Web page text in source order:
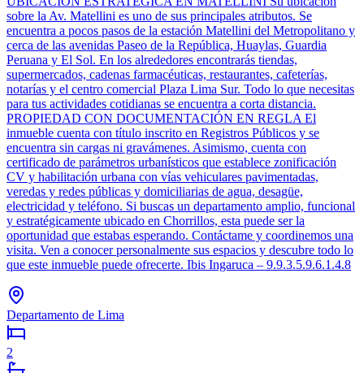
sobre la Av. Matellini es uno de sus principales atributos. Se
encuentra a pocos pasos de la estación Matellini del Metropolitano y
cerca de las avenidas Paseo de la República, Huaylas, Guardia
Peruana y El Sol. En los alrededores encontrarás tiendas,
supermercados, cadenas farmacéuticas, restaurantes, cafeterías,
notarías y el centro comercial Plaza Lima Sur. Todo lo que necesitas
para tus actividades cotidianas se encuentra a corta distancia.
PROPIEDAD CON DOCUMENTACIÓN EN REGLA El
inmueble cuenta con título inscrito en Registros Públicos y se
encuentra sin cargas ni gravámenes. Asimismo, cuenta con
certificado de parámetros urbanísticos que establece zonificación
CV y habilitación urbana con vías vehiculares pavimentadas,
veredas y redes públicas y domiciliarias de agua, desagüe,
electricidad y teléfono. Si buscas un departamento amplio, funcional
y estratégicamente ubicado en Chorrillos, esta puede ser la
oportunidad que estabas esperando. Contáctame y coordinemos una
visita. Ven a conocer personalmente sus espacios y descubre todo lo
que este inmueble puede ofrecerte. Ibis Ingaruca – 9.9.3.5.9.6.1.4.8
Departamento de Lima
2